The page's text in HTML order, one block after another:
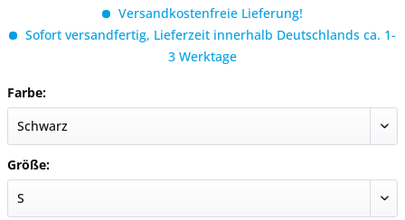
Versandkostenfreie Lieferung!
Sofort versandfertig, Lieferzeit innerhalb Deutschlands ca. 1-
3 Werktage
Farbe:
Größe: